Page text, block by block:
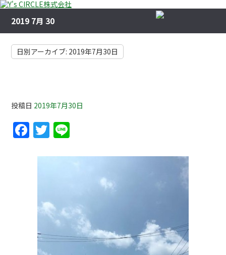
2019 7月 30
日別アーカイブ: 2019年7月30日
投稿日 2019年7月30日
F
a
c
o
o
k
T
w
itte